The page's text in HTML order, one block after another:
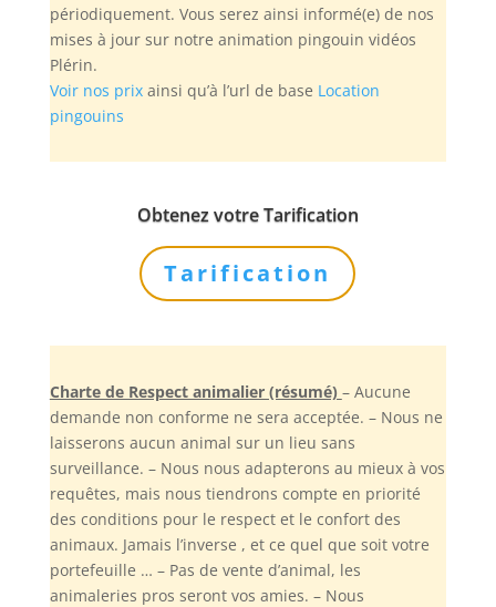
périodiquement. Vous serez ainsi informé(e) de nos
mises à jour sur notre animation pingouin vidéos
Plérin.
Voir nos prixainsi qu’à l’url de base Location
pingouins
Obtenez votre Tarification
Tarification
Charte de Respect animalier (résumé) – Aucune
demande non conforme ne sera acceptée. – Nous ne
laisserons aucun animal sur un lieu sans
surveillance. – Nous nous adapterons au mieux à vos
requêtes, mais nous tiendrons compte en priorité
des conditions pour le respect et le confort des
animaux. Jamais l’inverse , et ce quel que soit votre
portefeuille … – Pas de vente d’animal, les
animaleries pros seront vos amies. – Nous